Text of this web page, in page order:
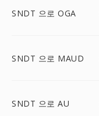
SNDT 으로 OGA
SNDT 으로 MAUD
SNDT 으로 AU